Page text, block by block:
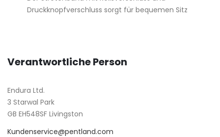
Druckknopfverschluss sorgt für bequemen Sitz
Verantwortliche Person
Endura Ltd.
3 Starwal Park
GB EH548SF Livingston
Kundenservice@pentland.com